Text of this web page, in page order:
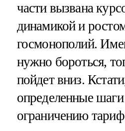
части вызвана
динамикой и
госмонополий.
нужно бороться,
пойдет вниз.
определенные
ограничению